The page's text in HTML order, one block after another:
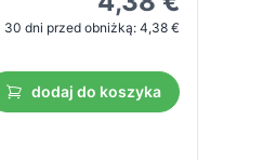
30 dni przed obniżką:4,38 €
dodaj do koszyka